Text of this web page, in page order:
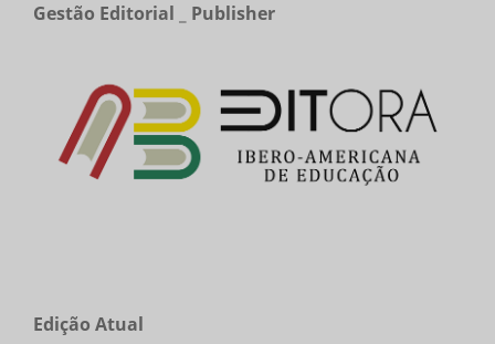
Gestão Editorial _ Publisher
Edição Atual